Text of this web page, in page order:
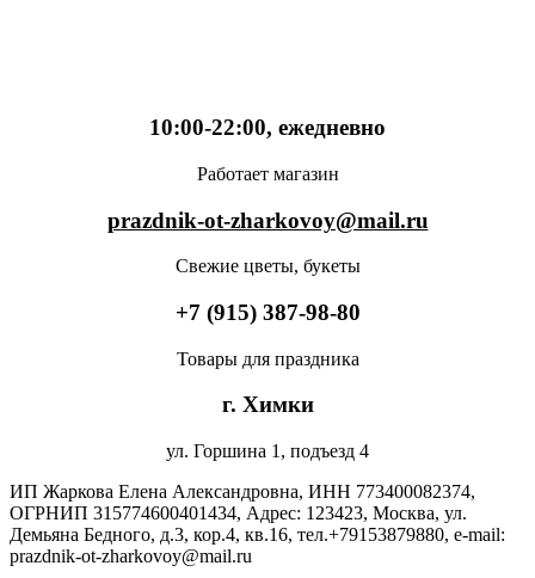
10:00-22:00, ежедневно
Работает магазин
prazdnik-ot-zharkovoy@mail.ru
Свежие цветы, букеты
+7 (915) 387-98-80
Товары для праздника
г. Химки
ул. Горшина 1, подъезд 4
ИП Жаркова Елена Александровна, ИНН 773400082374,
ОГРНИП 315774600401434, Адрес: 123423, Москва, ул.
Демьяна Бедного, д.3, кор.4, кв.16, тел.+79153879880, e-mail:
prazdnik-ot-zharkovoy@mail.ru